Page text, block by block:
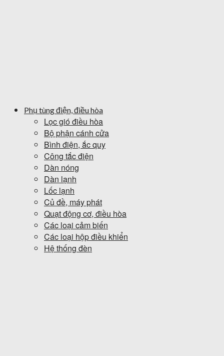
Phụ tùng điện, điều hòa
Lọc gió điều hòa
Bộ phận cánh cửa
Bình điện, ắc quy
Công tắc điện
Dàn nóng
Dàn lạnh
Lốc lạnh
Củ đề, máy phát
Quạt động cơ, điều hòa
Các loại cảm biến
Các loại hộp điều khiển
Hệ thống đèn